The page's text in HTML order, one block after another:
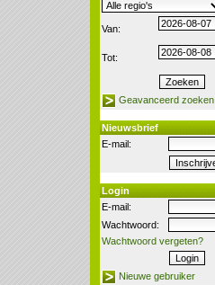
Van:
Tot:
Geavanceerd zoeken
Nieuwsbrief
E-mail:
Login
E-mail:
Wachtwoord:
Wachtwoord vergeten?
Nieuwe gebruiker